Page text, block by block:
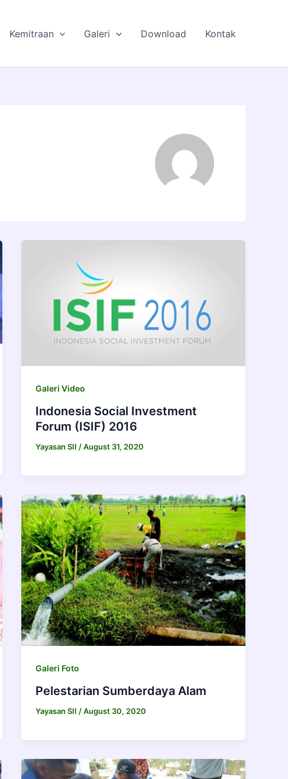
Kemitraan Galeri Download Kontak
Galeri Video
Indonesia Social Investment
Forum (ISIF) 2016
Yayasan SII/August 31, 2020
Galeri Foto
Pelestarian Sumberdaya Alam
Yayasan SII /August 30, 2020